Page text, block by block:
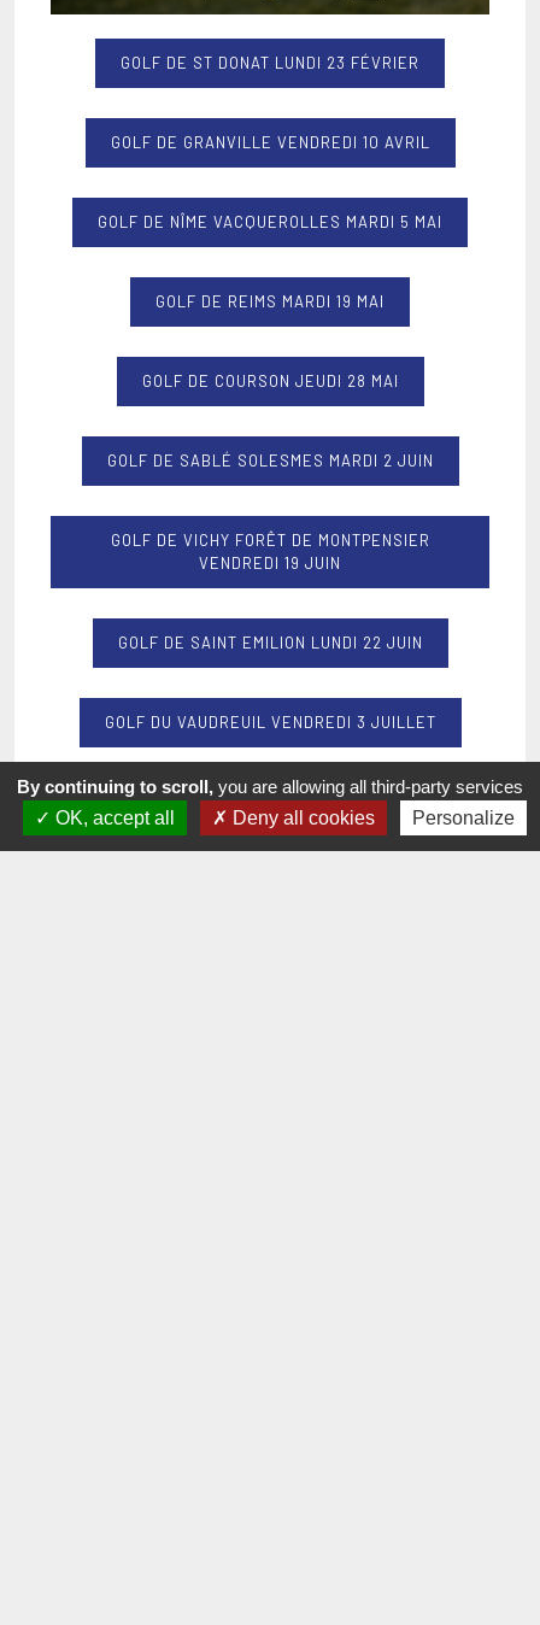
GOLF DE ST DONAT LUNDI 23 FÉVRIER
GOLF DE GRANVILLE VENDREDI 10 AVRIL
GOLF DE NÎME VACQUEROLLES MARDI 5 MAI
GOLF DE REIMS MARDI 19 MAI
GOLF DE COURSON JEUDI 28 MAI
GOLF DE SABLÉ SOLESMES MARDI 2 JUIN
GOLF DE VICHY FORÊT DE MONTPENSIER
VENDREDI 19 JUIN
GOLF DE SAINT EMILION LUNDI 22 JUIN
GOLF DU VAUDREUIL VENDREDI 3 JUILLET
GOLF DE CLÉLY VENDREDI 28 AOÛT
By continuing to scroll, you are allowing all third-party services
OK, accept all
Deny all cookies Personalize